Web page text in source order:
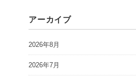
アーカイブ
2026年8月
2026年7月